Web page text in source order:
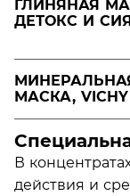
ГЛИНЯНАЯ
ДЕТОКС И
МАСКА, VICHY
В
действия и